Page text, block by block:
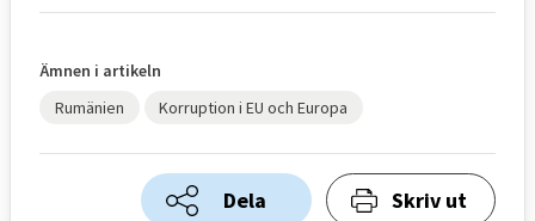
Ämnen i artikeln
Rumänien
Korruption i EU och Europa
Dela Skriv ut